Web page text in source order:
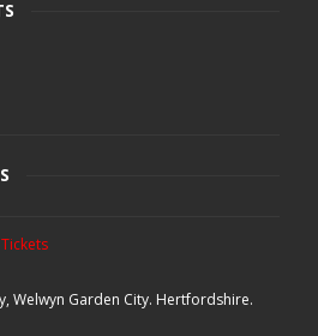
Welwyn Garden City. Hertfordshire.